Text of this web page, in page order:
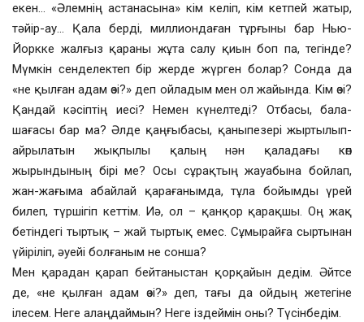
екен… «Әлемнің астанасына» кім келіп, кім кетпей жатыр,
тәйір-ау… Қала берді, миллиондаған тұрғыны бар Нью-
Йоркке жалғыз қараны жұта салу қиын боп па, тегінде?
Мүмкін сенделектеп бір жерде жүрген болар? Сонда да
«не қылған адам өзі?» деп ойладым мен ол жайында. Кім өзі?
Қандай кәсіптің иесі? Немен күнелтеді? Отбасы, бала-
шағасы бар ма? Әлде қаңғыбасы, қаныпезері жыртылып-
айрылатын жықпылы қалың нән қаладағы көп
жырындының бірі ме? Осы сұрақтың жауабына бойлап,
жан-жағыма абайлай қарағанымда, тұла бойымды үрей
билеп, түршігіп кеттім. Иә, ол – қанқор қарақшы. Оң жақ
бетіндегі тыртық – жай тыртық емес. Сұмырайға сыртынан
үйіріліп, әуейі болғаным не сонша?
Мен қарадан қарап бейтаныстан қорқайын дедім. Әйтсе
де, «не қылған адам өзі?» деп, тағы да ойдың жетегіне
ілесем. Неге алаңдаймын? Неге іздеймін оны? Түсінбедім.